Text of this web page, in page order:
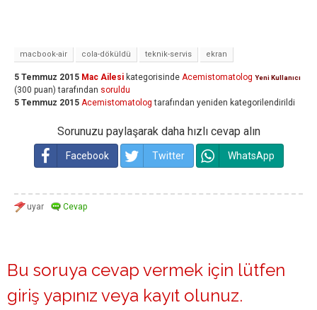
macbook-air cola-döküldü teknik-servis ekran
5 Temmuz 2015 Mac Ailesi kategorisinde Acemistomatolog Yeni Kullanıcı
(300 puan) tarafından soruldu
5 Temmuz 2015 Acemistomatolog tarafından yeniden kategorilendirildi
Sorunuzu paylaşarak daha hızlı cevap alın
Facebook Twitter WhatsApp
Bu soruya cevap vermek için lütfen
giriş yapınız veya kayıt olunuz.